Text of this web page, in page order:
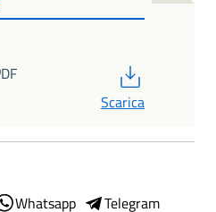
Scarica
Whatsapp
Telegram